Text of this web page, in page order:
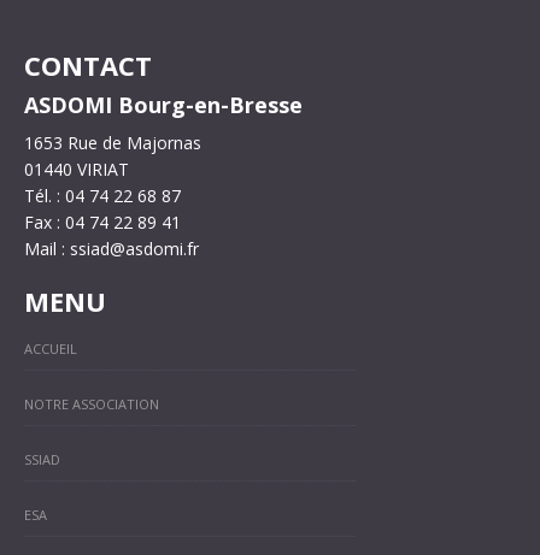
CONTACT
ASDOMI Bourg-en-Bresse
1653 Rue de Majornas
01440 VIRIAT
Tél. : 04 74 22 68 87
Fax : 04 74 22 89 41
Mail : ssiad@asdomi.fr
MENU
ACCUEIL
NOTRE ASSOCIATION
SSIAD
ESA